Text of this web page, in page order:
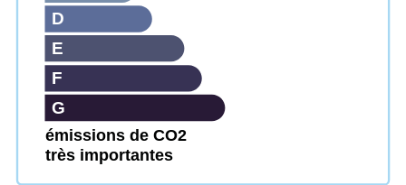
émissions de CO2
très importantes
G
F
E
D